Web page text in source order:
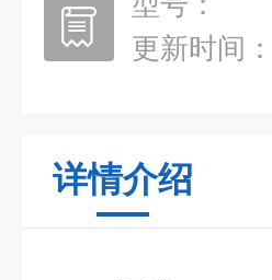
更新时间：
详情介绍